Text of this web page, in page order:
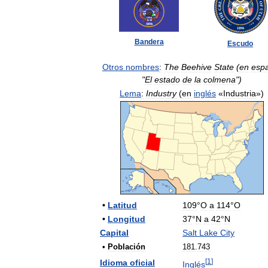
Bandera Escudo
Otros nombres: The Beehive State (en
"El estado de la colmena")
Lema: Industry(en inglés «Industria»)
• Latitud 109°O a 114°O
• Longitud 37°N a 42°N
Capital
Salt Lake City
• Población 181. 743
Idioma oficial Inglés[1 ]